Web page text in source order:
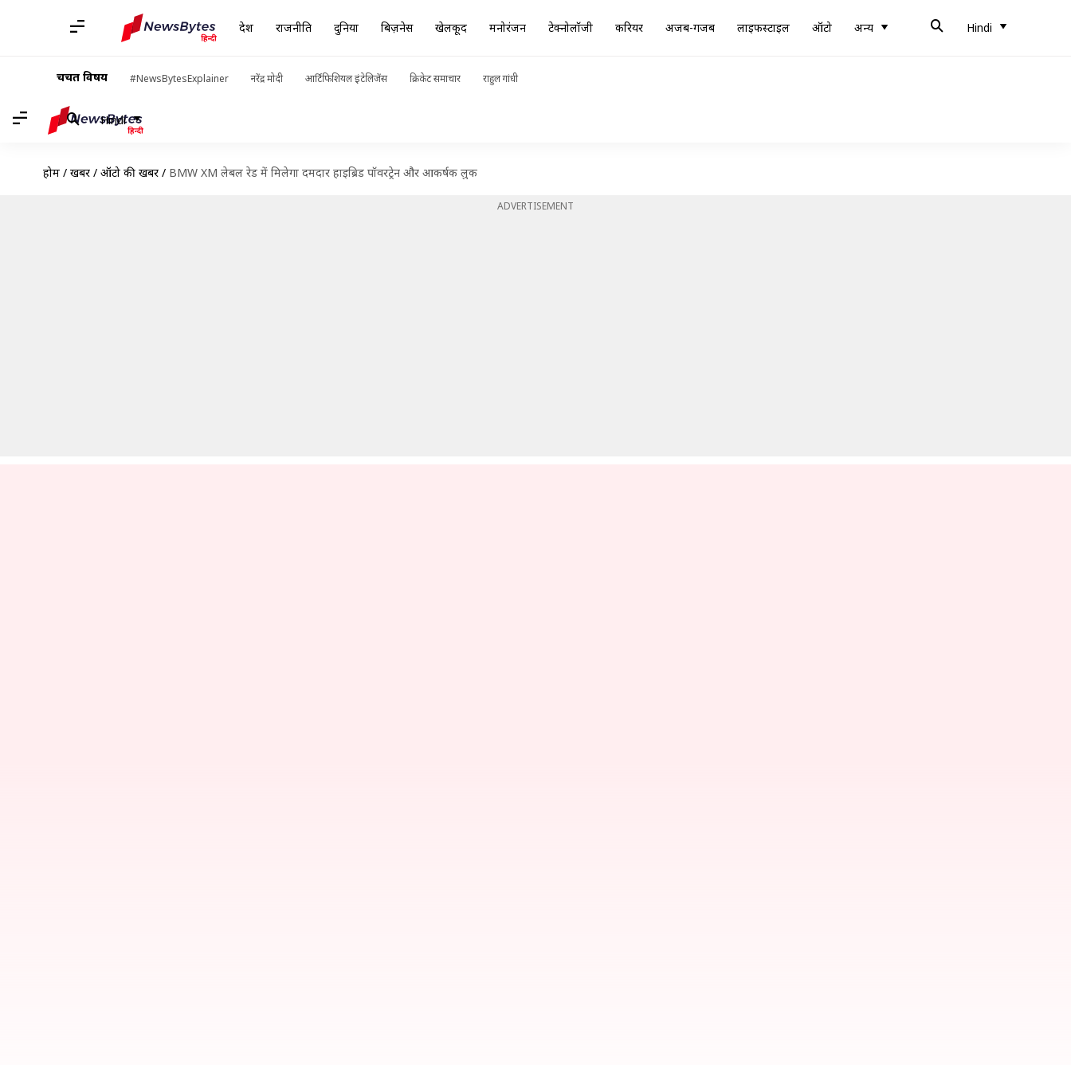
देश राजनीति दुनिया बिज़नेस खेलकूद मनोरंजन टेक्नोलॉजी करियर अजब-गजब लाइफस्टाइल ऑटो अन्य Hindi
चर्चित विषय #NewsBytesExplainer नरेंद्र मोदी आर्टिफिशियल इंटेलिजेंस क्रिकेट समाचार राहुल गांधी
Hindi
होम / खबरें / ऑटो की खबरें / BMW XM लेबल रेड में मिलेगा दमदार हाइब्रिड पॉवरट्रेन और आकर्षक लुक
ADVERTISEMENT